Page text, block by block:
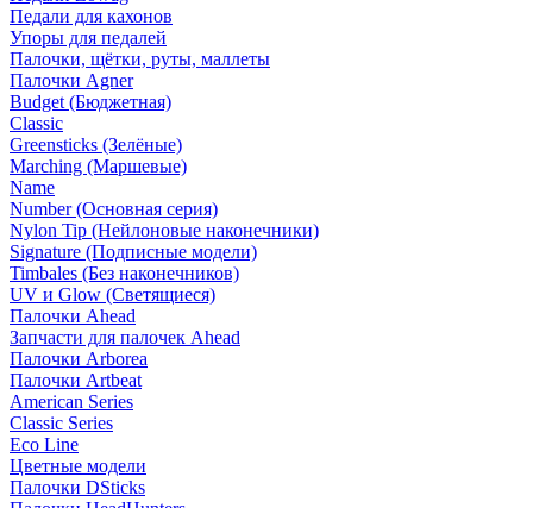
Педали для кахонов
Упоры для педалей
Палочки, щётки, руты, маллеты
Палочки Agner
Budget (Бюджетная)
Classic
Greensticks (Зелёные)
Marching (Маршевые)
Name
Number (Основная серия)
Nylon Tip (Нейлоновые наконечники)
Signature (Подписные модели)
Timbales (Без наконечников)
UV и Glow (Светящиеся)
Палочки Ahead
Запчасти для палочек Ahead
Палочки Arborea
Палочки Artbeat
American Series
Classic Series
Eco Line
Цветные модели
Палочки DSticks